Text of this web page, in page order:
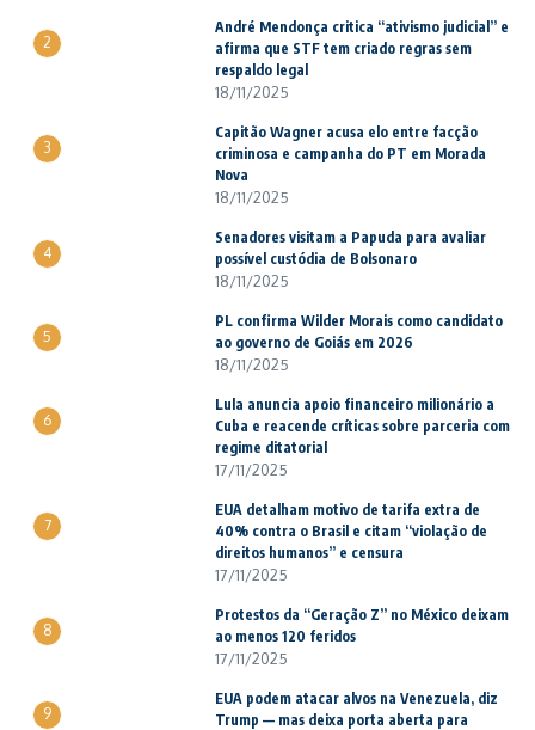
2
André Mendonça critica “ativismo judicial” e
afirma que STF tem criado regras sem
respaldo legal
18/11/2025
3
Capitão Wagner acusa elo entre facção
criminosa e campanha do PT em Morada
Nova
18/11/2025
4
Senadores visitam a Papuda para avaliar
possível custódia de Bolsonaro
18/11/2025
5
PL confirma Wilder Morais como candidato
ao governo de Goiás em 2026
18/11/2025
6
Lula anuncia apoio financeiro milionário a
Cuba e reacende críticas sobre parceria com
regime ditatorial
17/11/2025
7
EUA detalham motivo de tarifa extra de
40% contra o Brasil e citam “violação de
direitos humanos” e censura
17/11/2025
8
Protestos da “Geração Z” no México deixam
ao menos 120 feridos
17/11/2025
9
EUA podem atacar alvos na Venezuela, diz
Trump — mas deixa porta aberta para